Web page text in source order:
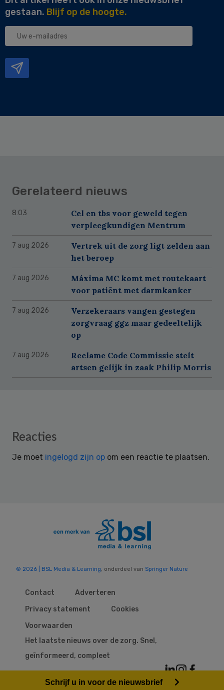
gestaan. Blijf op de hoogte.
Uw
Gerelateerd nieuws
8:03
Cel en tbs voor geweld tegen
verpleegkundigen Mentrum
7 aug 2026
Vertrek uit de zorg ligt zelden aan
het beroep
7 aug 2026
Máxima MC komt met routekaart
voor patiënt met darmkanker
7 aug 2026
Verzekeraars vangen gestegen
zorgvraag ggz maar gedeeltelijk
op
7 aug 2026
Reclame Code Commissie stelt
artsen gelijk in zaak Philip Morris
Reader
Reacties
Je moet ingelogd zijn op om een reactie te plaatsen.
© 2026 | BSL Media & Learning , onderdeel van Springer Nature
Contact
Adverteren
Privacy statement
Cookies
Voorwaarden
Het laatste nieuws over de zorg. Snel,
geïnformeerd, compleet
Schrijf u in voor de nieuwsbrief